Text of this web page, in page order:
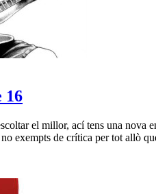
16
el millor, ací tens una nova
exempts de crítica per tot allò